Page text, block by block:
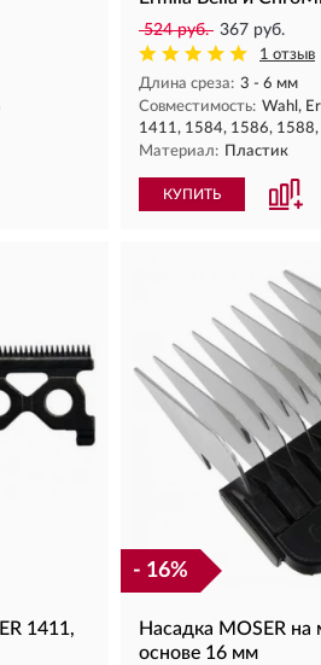
524 руб. 367 руб.
1 отзыв
Длина среза: 3 - 6 мм
Совместимость: Wahl,
1411, 1584, 1586,
Материал: Пластик
КУПИТЬ
1411,
- 16%
Насадка MOSER на
основе 16 мм